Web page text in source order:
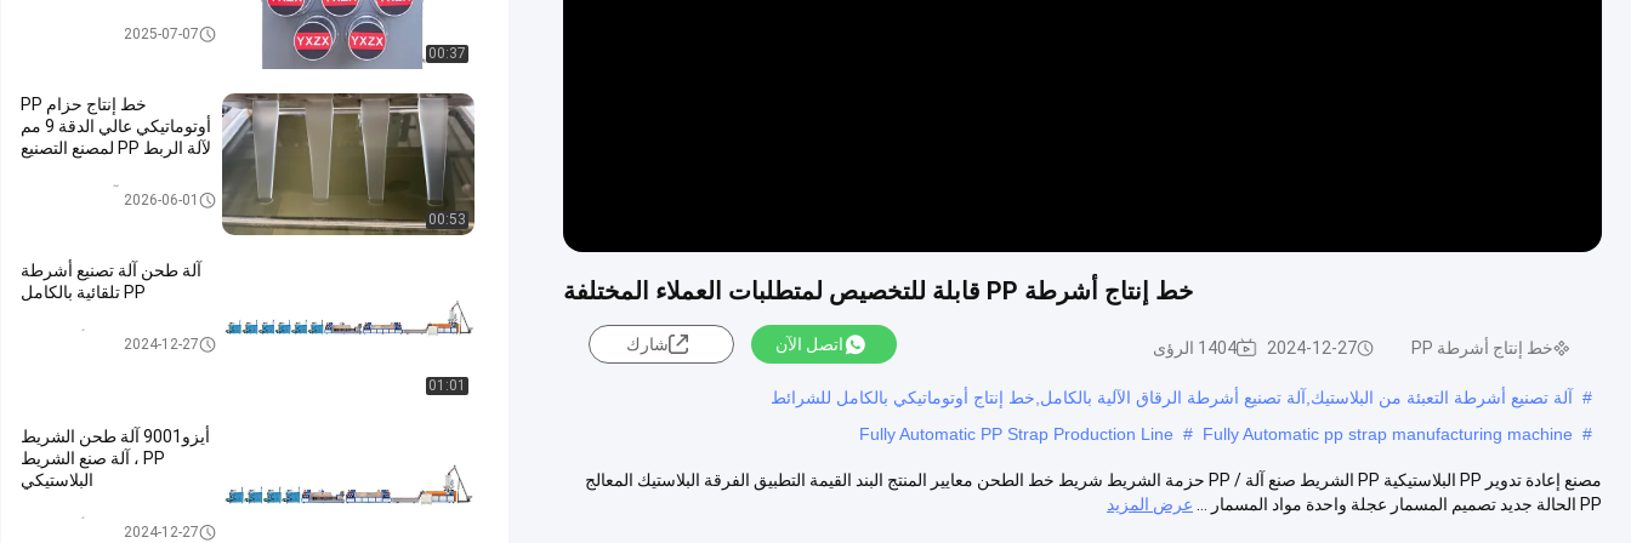
خط إنتاج أشرطة PP قابلة للتخصيص لمتطلبات العملاء المختلفة
خط إنتاج أشرطة PP 2024-12-27 1404 الرؤى اتصل الآن شارك
# آلة تصنيع أشرطة التعبئة من البلاستيك,آلة تصنيع أشرطة الرقاق الآلية بالكامل,خط إنتاج أوتوماتيكي بالكامل للشرائط
#
Fully Automatic pp strap manufacturing machine
#
Fully Automatic PP Strap Production Line
مصنع إعادة تدوير PP البلاستيكية PP الشريط صنع آلة / PP حزمة الشريط شريط خط الطحن معايير المنتج البند القيمة التطبيق الفرقة البلاستيك المعالج
PP الحالة جديد تصميم المسمار عجلة واحدة مواد المسمار ...
عرض المزيد
00:37
خط بثق شريط الحزام Pp
2025-07-07
00:53
خط إنتاج حزام PP
أوتوماتيكي عالي الدقة 9 مم
لآلة الربط PP لمصنع التصنيع
2026-06-01
01:01
آلة طحن آلة تصنيع أشرطة
PP تلقائية بالكامل
خط إنتاج أشرطة PP2024-12-27
أيزو9001 آلة طحن الشريط
PP ، آلة صنع الشريط
البلاستيكي
خط إنتاج أشرطة PP2024-12-27